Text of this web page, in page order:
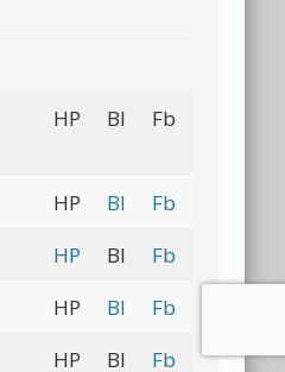
HP Bl Fb
HP Bl Fb
HP Bl Fb
HP Bl Fb
HP Bl Fb Tw In